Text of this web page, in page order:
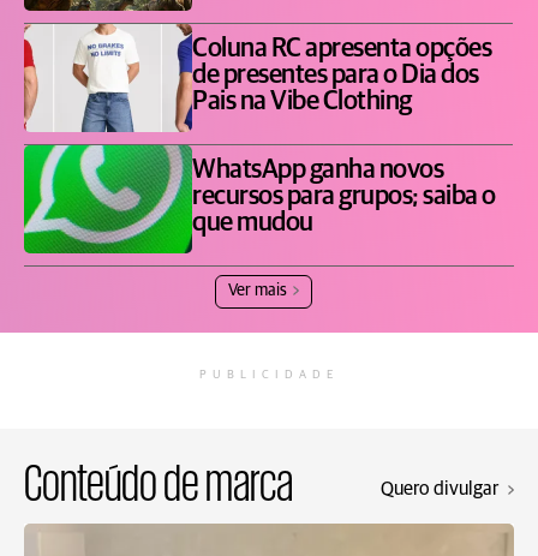
Coluna RC apresenta opções
de presentes para o Dia dos
Pais na Vibe Clothing
WhatsApp ganha novos
recursos para grupos; saiba o
que mudou
Ver mais
PUBLICIDADE
Conteúdo de marca Quero divulgar